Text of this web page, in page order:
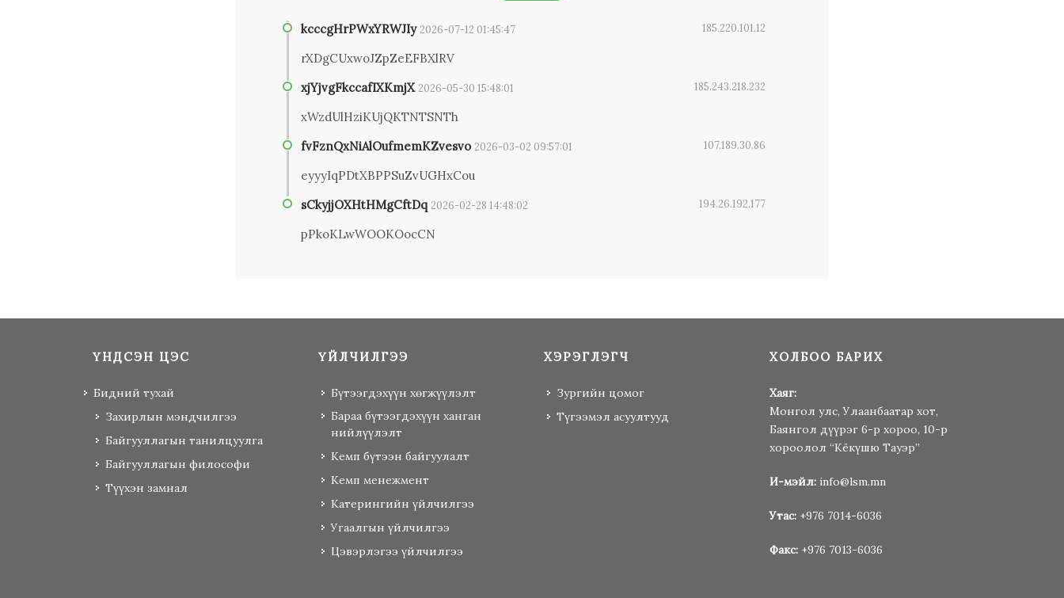
kcccgHrPWxYRWJIy 2026-07-12 01:45:47 185.220.101.12
rXDgCUxwoJZpZeEFBXlRV
xjYjvgFkccafIXKmjX 2026-05-30 15:48:01 185.243.218.232
xWzdUlHziKUjQKTNTSNTh
fvFznQxNiAlOufmemKZvesvo 2026-03-02 09:57:01 107.189.30.86
eyyyIqPDtXBPPSuZvUGHxCou
sCkyjjOXHtHMgCftDq 2026-02-28 14:48:02 194.26.192.177
pPkoKLwWOOKOocCN
ҮНДСЭН ЦЭС
Бидний тухай
Захирлын мэндчилгээ
Байгууллагын танилцуулга
Байгууллагын философи
Түүхэн замнал
ҮЙЛЧИЛГЭЭ
Бүтээгдэхүүн хөгжүүлэлт
Бараа бүтээгдэхүүн ханган
нийлүүлэлт
Кемп бүтээн байгуулалт
Кемп менежмент
Катерингийн үйлчилгээ
Угаалгын үйлчилгээ
Цэвэрлэгээ үйлчилгээ
ХЭРЭГЛЭГЧ
Зургийн цомог
Түгээмэл асуултууд
ХОЛБОО БАРИХ
Хаяг:
Монгол улс, Улаанбаатар хот,
Баянгол дүүрэг 6-р хороо, 10-р
хороолол “Кёкүшю Тауэр”
И-мэйл: info@lsm.mn
Утас: +976 7014-6036
Факс: +976 7013-6036